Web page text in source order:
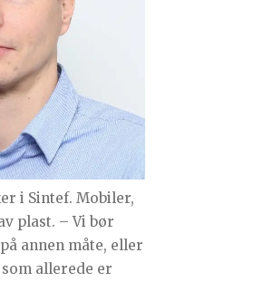
i Sintef. Mobiler,
plast. – Vi bør
annen måte, eller
allerede er